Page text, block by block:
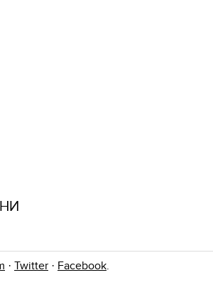
· Twitter · Facebook.